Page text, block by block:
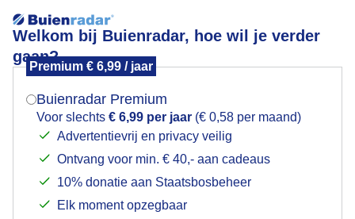
Welkom bij Buienradar, hoe wil je verder
gaan?
Premium € 6,99 / jaar
Buienradar Premium
Voor slechts € 6,99 per jaar (€ 0,58 per maand)
Advertentievrij en privacy veilig
Ontvang voor min. € 40,- aan cadeaus
10% donatie aan Staatsbosbeheer
Elk moment opzegbaar
Zon/wolken.
Mogen we je locatie gebruiken voor het
Indien je hier nog geen akkoord op hebt gegeven,
verschijnt er zo een pop-up uit je browser waarin